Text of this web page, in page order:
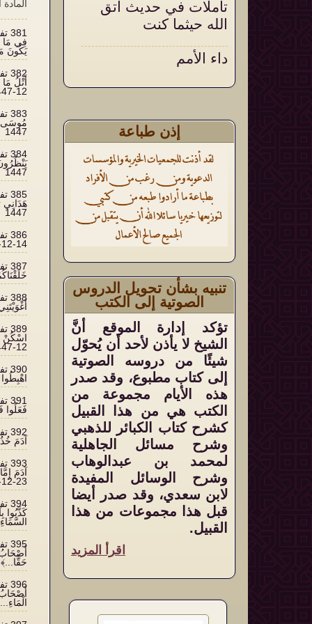
فِي مَا
يَكُونَ
12-1447
1447
1447
1447
14-12-1447
خَلَقْنَاكُمْ
12-1447
اهْبِطُوا
فَعَلُوا
آدَمَ
آدَمَ
23-12-1447
كَذَّبُوا
السَّمَاءِ...﴾
حَقًّا...﴾ 25-12-1447
الْمَاءِ...﴾ 26-12-
تأملات في حديث اتق
الله حيثما كنت
داء الأمم
أثر الأذكار الشرعية في
إذن طباعة
تنبيه بشأن تحويل الدروس
الصوتية إلى الكتب
تؤكد إدارة الموقع أنَّ
الشيخ لا يأذن لأحد أن يُحوّل
شيئًا من دروسه الصوتية
إلى كتاب مطبوع، وقد صدر
هذه الأيام مجموعة من
الكتب هي من هذا القبيل
كشرح كتاب الكبائر للذهبي
وشرح مسائل الجاهلية
لمحمد بن عبدالوهاب
وشرح الوسائل المفيدة
لابن سعدي، وقد صدر أيضا
قبل هذا مجموعات من هذا
القبيل.
اقرأ المزيد